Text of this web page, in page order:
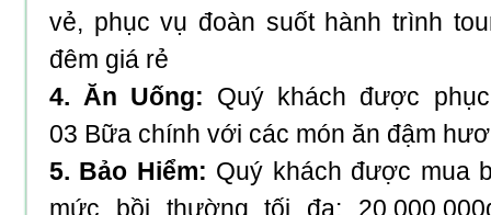
vẻ, phục vụ đoàn suốt hành trình
đêm giá rẻ
4. Ăn Uống: Quý khách được
03 Bữa chính với các món ăn đậm
5. Bảo Hiểm: Quý khách được mua
mức bồi thường tối đa: